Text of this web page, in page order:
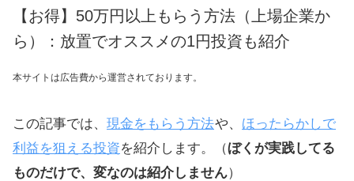
【お得】50万円以上もらう方法（上場企業か
ら）：放置でオススメの1円投資も紹介
本サイトは広告費から運営されております。
この記事では、 現金をもらう方法や、 ほったらかしで
利益を狙える投資を紹介します。（ぼくが実践してる
ものだけで、変なのは紹介しません）